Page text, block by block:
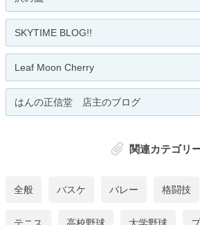
SKYTIME BLOG!!
Leaf Moon Cherry
はんの正信堂 店主のブログ
関連カテゴリ
全般 バスケ バレー 格闘技
テニス 高校野球 大学野球